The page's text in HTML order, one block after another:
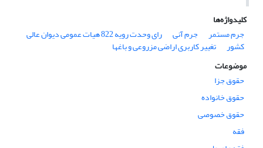
کلیدواژه‌ها
جرم مستمر
جرم آنی رای وحدت رویه 822 هیات عمومی دیوان عالی
کشور
تغییر کاربری اراضی مزروعی و باغها
موضوعات
حقوق جزا
حقوق خانواده
حقوق خصوصی
فقه